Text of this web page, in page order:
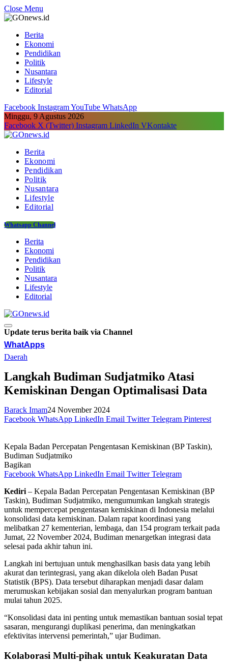
Close Menu
Berita
Ekonomi
Pendidikan
Politik
Nusantara
Lifestyle
Editorial
Facebook InstagramYouTube WhatsApp
Minggu, 9 Agustus 2026
Facebook X (Twitter) Instagram LinkedIn VKontakte
Berita
Ekonomi
Pendidikan
Politik
Nusantara
Lifestyle
Editorial
Whatsapp Channel
Berita
Ekonomi
Pendidikan
Politik
Nusantara
Lifestyle
Editorial
Update terus berita baik via Channel
WhatApps
Daerah
Langkah Budiman Sudjatmiko Atasi
Kemiskinan Dengan Optimalisasi Data
Barack Imam24 November 2024
Facebook WhatsApp LinkedIn Email Twitter Telegram Pinterest
Kepala Badan Percepatan Pengentasan Kemiskinan (BP Taskin),
Budiman Sudjatmiko
Bagikan
Facebook WhatsApp LinkedIn Email Twitter Telegram
Kediri – Kepala Badan Percepatan Pengentasan Kemiskinan (BP
Taskin), Budiman Sudjatmiko, mengumumkan langkah strategis
untuk mempercepat pengentasan kemiskinan di Indonesia melalui
konsolidasi data kemiskinan. Dalam rapat koordinasi yang
melibatkan 27 kementerian, lembaga, dan 154 program terkait pada
Jumat, 22 November 2024, Budiman menargetkan integrasi data
selesai pada akhir tahun ini.
Langkah ini bertujuan untuk menghasilkan basis data yang lebih
akurat dan terintegrasi, yang akan dikelola oleh Badan Pusat
Statistik (BPS). Data tersebut diharapkan menjadi dasar dalam
merumuskan kebijakan sosial dan menyalurkan program bantuan
mulai tahun 2025.
“Konsolidasi data ini penting untuk memastikan bantuan sosial tepat
sasaran, mengurangi duplikasi penerima, dan meningkatkan
efektivitas intervensi pemerintah,” ujar Budiman.
Kolaborasi Multi-pihak untuk Keakuratan Data